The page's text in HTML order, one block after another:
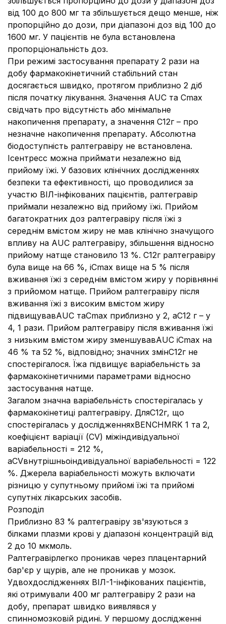
від 100 до 800 мг та збільшується дещо менше, ніж
пропорційно до дози, при діапазоні доз від 100 до
1600 мг. У пацієнтів не була встановлена
пропорціональність доз.
При режимі застосування препарату 2 рази на
добу фармакокінетичний стабільний стан
досягається швидко, протягом приблизно 2 діб
після початку лікування. Значення AUC та Сmax
свідчать про відсутність або мінімальне
накопичення препарату, а значення С12г – про
незначне накопичення препарату. Абсолютна
біодоступність ралтегравіру не встановлена.
Ісентресс можна приймати незалежно від
прийому їжі. У базових клінічних дослідженнях
безпеки та ефективності, що проводилися за
участю ВІЛ-інфікованих пацієнтів, ралтегравір
приймали незалежно від прийому їжі. Прийом
багатократних доз ралтегравіру після їжі з
середнім вмістом жиру не мав клінічно значущого
впливу на AUC ралтегравіру, збільшення відносно
прийому натще становило 13 %. C12г ралтегравіру
була вище на 66 %, іCmax вище на 5 % після
вживання їжі з середнім вмістом жиру у порівнянні
з прийомом натще. Прийом ралтегравіру після
вживання їжі з високим вмістом жиру
підвищувавAUC таCmax приблизно у 2, аC12 г – у
4, 1 рази. Прийом ралтегравіру після вживання їжі
з низьким вмістом жиру зменшувавAUC іCmax на
46 % та 52 %, відповідно; значних змінC12г не
спостерігалося. Їжа підвищує варіабельність за
фармакокінетичними параметрами відносно
застосування натще.
Загалом значна варіабельність спостерігалась у
фармакокінетиці ралтегравіру. ДляC12г, що
спостерігалась у дослідженняхBENCHMRK 1 та 2,
коефіцієнт варіації (CV) міжіндивідуальної
варіабельності = 212 %,
аCVвнутрішньоіндивідуальної варіабельності = 122
%. Джерела варіабельності можуть включати
різницю у супутньому прийомі їжі та прийомі
супутніх лікарських засобів.
Розподіл
Приблизно 83 % ралтегравіру зв'язуються з
білками плазми крові у діапазоні концентрацій від
2 до 10 мкмоль.
Ралтегравірлегко проникав через плацентарний
бар'єр у щурів, але не проникав у мозок.
Удвохдослідженнях ВІЛ-1-інфікованих пацієнтів,
які отримували 400 мг ралтегравіру 2 рази на
добу, препарат швидко виявлявся у
спинномозковій рідині. У першому дослідженні